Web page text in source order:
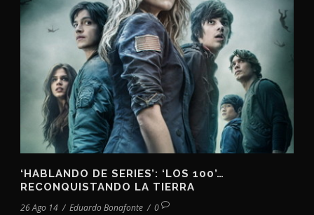
‘HABLANDO DE SERIES’: ‘LOS 100’…
RECONQUISTANDO LA TIERRA
26 Ago 14 / Eduardo Bonafonte / 0